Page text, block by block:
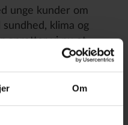
Om
unge kunder om
klima og
opretter vi nu et
18-30-årige
andet give input
værditilbud og